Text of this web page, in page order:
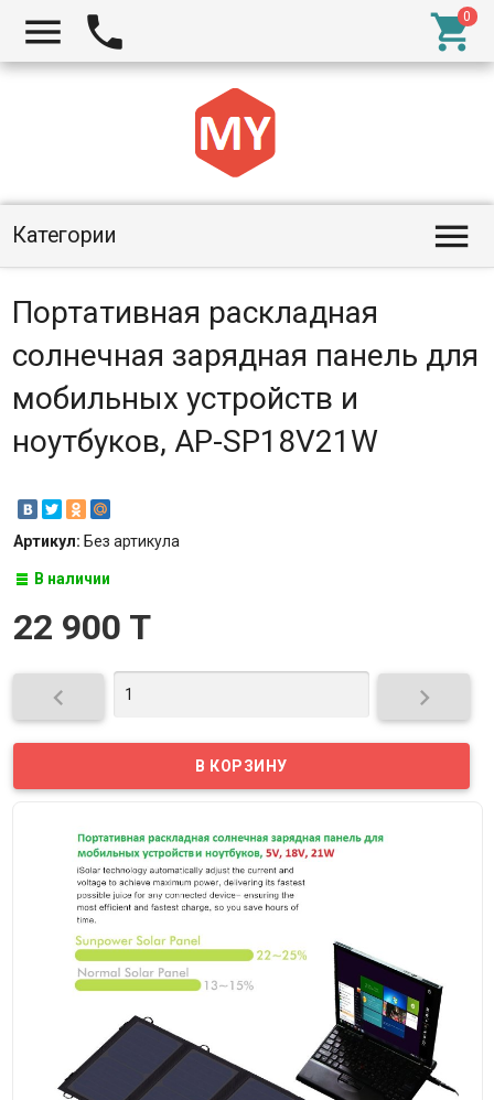
  
Категории 
Портативная раскладная
солнечная зарядная панель для
мобильных устройств и
ноутбуков, AP-SP18V21W
Артикул: Без артикула
В наличии
22 900 T
 